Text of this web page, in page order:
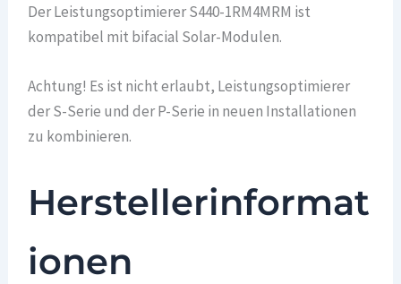
Der Leistungsoptimierer S440-1RM4MRM ist
kompatibel mit bifacial Solar-Modulen.
Achtung! Es ist nicht erlaubt, Leistungsoptimierer
der S-Serie und der P-Serie in neuen Installationen
zu kombinieren.
Herstellerinformat
ionen